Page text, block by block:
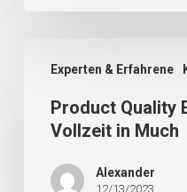
Experten & Erfahrene
Product Quality
Vollzeit in Much
Alexander
12/13/2023